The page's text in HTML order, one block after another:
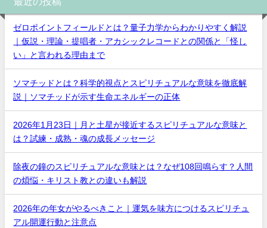
ゼロポイントフィールドとは？量子力学からわかりやすく解説
｜仮説・理論・提唱者・アカシックレコードとの関係と「怪し
い」と言われる理由まで
ソマチッドとは？科学的視点とスピリチュアルな意味を徹底解
説｜ソマチッドが示す生命エネルギーの正体
2026年1月23日｜月と土星が接近するスピリチュアルな意味と
は？試練・成熟・魂の成長メッセージ
除夜の鐘のスピリチュアルな意味とは？なぜ108回鳴らす？人間
の煩悩・キリスト教との違いも解説
2026年の年女がやるべきこと｜運気を味方につけるスピリチュ
アル開運行動と注意点